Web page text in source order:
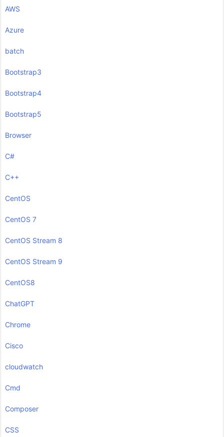
AWS
Azure
batch
Bootstrap3
Bootstrap4
Bootstrap5
Browser
C#
C++
CentOS
CentOS 7
CentOS Stream 8
CentOS Stream 9
CentOS8
ChatGPT
Chrome
Cisco
cloudwatch
Cmd
Composer
CSS